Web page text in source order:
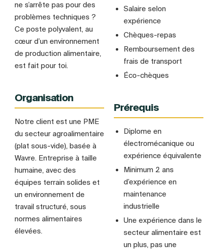
ne s’arrête pas pour des
problèmes techniques ?
Ce poste polyvalent, au
cœur d’un environnement
de production alimentaire,
est fait pour toi.
Organisation
Notre client est une PME
du secteur agroalimentaire
(plat sous-vide), basée à
Wavre. Entreprise à taille
humaine, avec des
équipes terrain solides et
un environnement de
travail structuré, sous
normes alimentaires
élevées.
Salaire selon
expérience
Chèques-repas
Remboursement des
frais de transport
Éco-chèques
Prérequis
Diplome en
électromécanique ou
expérience équivalente
Minimum 2 ans
d’expérience en
maintenance
industrielle
Une expérience dans le
secteur alimentaire est
un plus, pas une